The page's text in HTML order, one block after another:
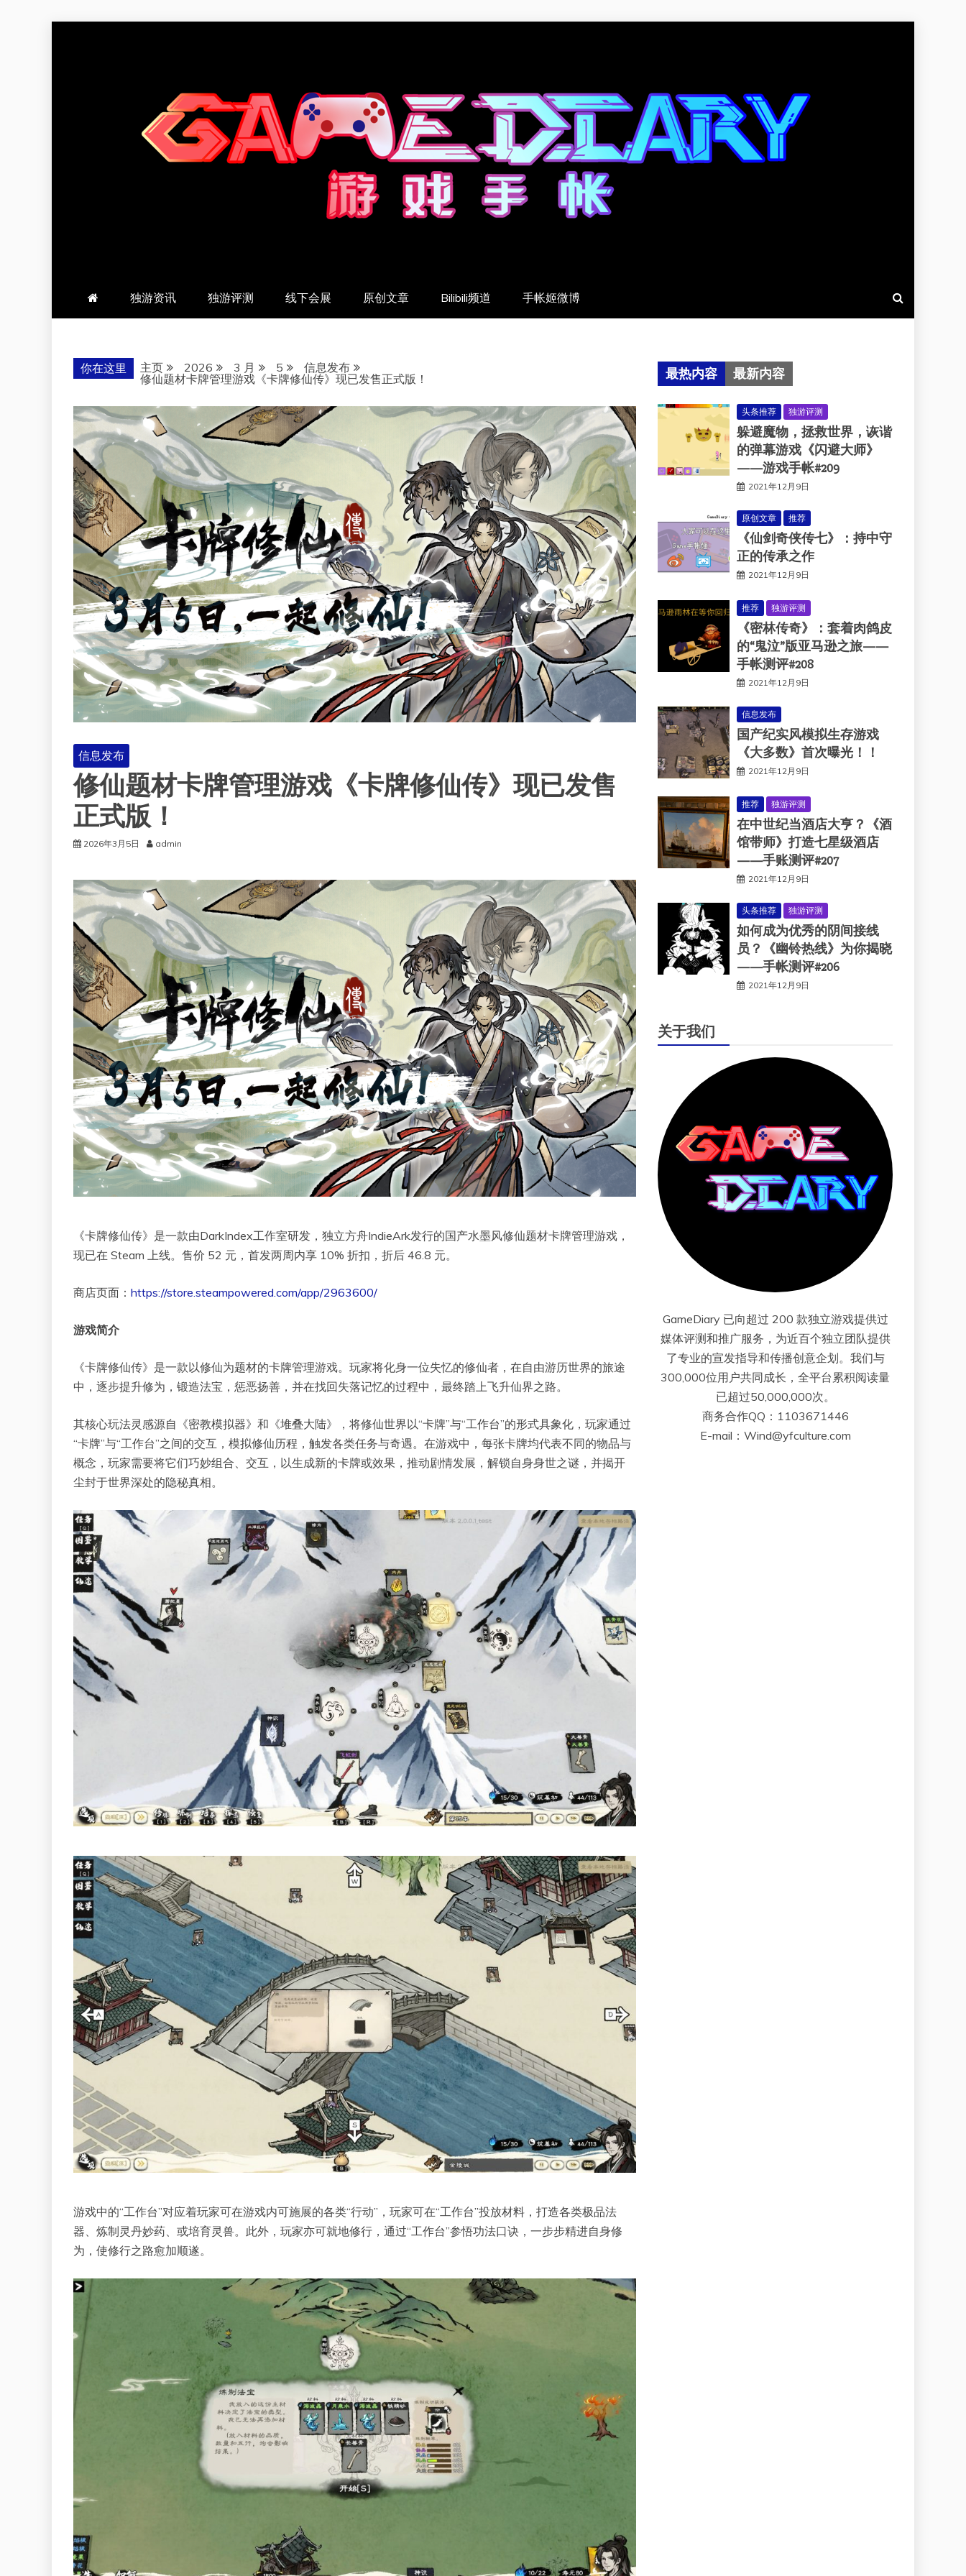
羽风手帐姬
独游资讯 独游评测 线下会展 原创文章 Bilibili频道 手帐姬微博
你在这里 主页 2026 3 月 5
信息发布
修仙题材卡牌管理游戏《卡牌修仙传》现已发售正式版！
信息发布
修仙题材卡牌管理游戏《卡牌修仙传》现已发售
正式版！
2026年3月5日 admin
《卡牌修仙传》是一款由DarkIndex工作室研发，独立方舟IndieArk发行的国产水墨风修仙题材卡牌管理游戏，
现已在 Steam 上线。售价 52 元，首发两周内享 10% 折扣，折后 46.8 元。
商店页面： https://store.steampowered.com/app/2963600/
游戏简介
《卡牌修仙传》是一款以修仙为题材的卡牌管理游戏。玩家将化身一位失忆的修仙者，在自由游历世界的旅途
中，逐步提升修为，锻造法宝，惩恶扬善，并在找回失落记忆的过程中，最终踏上飞升仙界之路。
其核心玩法灵感源自《密教模拟器》和《堆叠大陆》，将修仙世界以“卡牌”与“工作台”的形式具象化，玩家通过
“卡牌”与“工作台”之间的交互，模拟修仙历程，触发各类任务与奇遇。在游戏中，每张卡牌均代表不同的物品与
概念，玩家需要将它们巧妙组合、交互，以生成新的卡牌或效果，推动剧情发展，解锁自身身世之谜，并揭开
尘封于世界深处的隐秘真相。
游戏中的“工作台”对应着玩家可在游戏内可施展的各类“行动”，玩家可在“工作台”投放材料，打造各类极品法
器、炼制灵丹妙药、或培育灵兽。此外，玩家亦可就地修行，通过“工作台”参悟功法口诀，一步步精进自身修
为，使修行之路愈加顺遂。
最热内容 最新内容
头条推荐 独游评测
躲避魔物，拯救世界，诙谐
的弹幕游戏《闪避大师》
——游戏手帐#209
2021年12月9日
原创文章 推荐
《仙剑奇侠传七》：持中守
正的传承之作
2021年12月9日
推荐 独游评测
《密林传奇》：套着肉鸽皮
的“鬼泣”版亚马逊之旅——
手帐测评#208
2021年12月9日
信息发布
国产纪实风模拟生存游戏
《大多数》首次曝光！！
2021年12月9日
推荐 独游评测
在中世纪当酒店大亨？《酒
馆带师》打造七星级酒店
——手账测评#207
2021年12月9日
头条推荐 独游评测
如何成为优秀的阴间接线
员？《幽铃热线》为你揭晓
——手帐测评#206
2021年12月9日
关于我们
GameDiary 已向超过 200 款独立游戏提供过
媒体评测和推广服务，为近百个独立团队提供
了专业的宣发指导和传播创意企划。我们与
300,000位用户共同成长，全平台累积阅读量
已超过50,000,000次。
商务合作QQ：1103671446
E-mail：Wind@yfculture.com